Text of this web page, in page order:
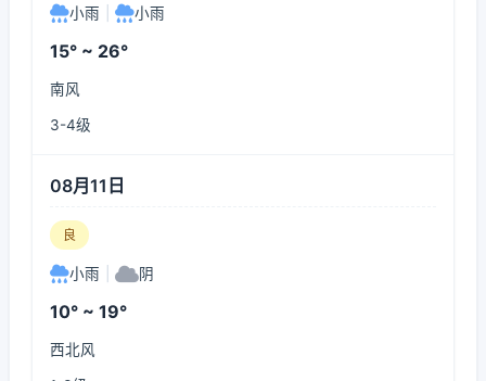
小雨 小雨
15° ~ 26°
南风
3-4级
08月11日
良
小雨 阴
10° ~ 19°
西北风